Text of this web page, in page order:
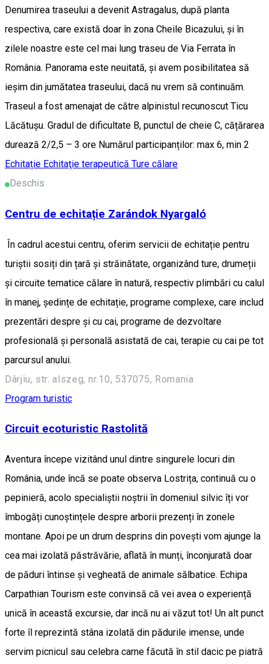
Denumirea traseului a devenit Astragalus, după planta
respectiva, care există doar în zona Cheile Bicazului, și în
zilele noastre este cel mai lung traseu de Via Ferrata în
România. Panorama este neuitată, și avem posibilitatea să
ieșim din jumătatea traseului, dacă nu vrem să continuăm.
Traseul a fost amenajat de către alpinistul recunoscut Ticu
Lăcătușu. Gradul de dificultate B, punctul de cheie C, cățărarea
durează 2/2,5 – 3 ore Numărul participanților: max 6, min 2
Echitație Echitaţie terapeutică Ture călare
Deschis
Centru de echitație Zarándok Nyargaló
În cadrul acestui centru, oferim servicii de echitație pentru
turiștii sosiți din țară și străinătate, organizând ture, drumeții
și circuite tematice călare în natură, respectiv plimbări cu calul
în manej, ședințe de echitație, programe complexe, care includ
prezentări despre și cu cai, programe de dezvoltare
profesională și personală asistată de cai, terapie cu cai pe tot
parcursul anului.
Dârjiu, str. alszeg, nr.10, 537075, Romania
Program turistic
Circuit ecoturistic Rastolită
Aventura începe vizitând unul dintre singurele locuri din
România, unde încă se poate observa Lostrița, continuă cu o
pepinieră, acolo specialiștii noștrii în domeniul silvic îți vor
îmbogăți cunoștințele despre arborii prezenți în zonele
montane. Apoi pe un drum desprins din povești vom ajunge la
cea mai izolată păstrăvărie, aflată în munți, înconjurată doar
de păduri întinse și vegheată de animale sălbatice. Echipa
Carpathian Tourism este convinsă că vei avea o experiență
unică în această excursie, dar incă nu ai văzut tot! Un alt punct
forte îl reprezintă stâna izolată din pădurile imense, unde
servim picnicul sau celebra carne făcută în stil dacic pe piatră